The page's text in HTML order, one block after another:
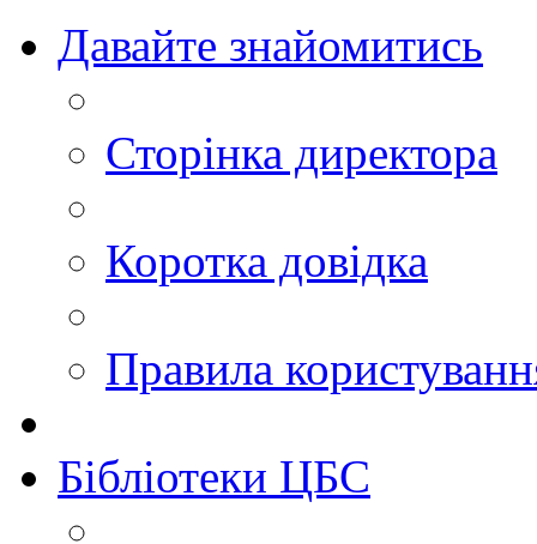
Давайте знайомитись
Сторінка директора
Коротка довідка
Правила
Бібліотеки ЦБС